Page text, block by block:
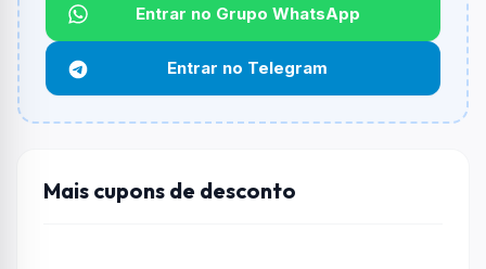
Não informado ou sem limite.
Funciona em qualquer produto?
Não necessariamente. Depende de itens participantes
e alguns vendedores ou produtos especificos podem
não aceitar cupons.
Entrar no Grupo WhatsApp
Entrar no Telegram
Mais cupons de desconto